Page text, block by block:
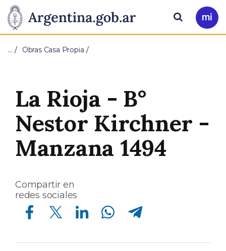
Presidencia
de
Nación
Pasar al contenido principal
Ir
a
Buscar
… Obras Casa Propia
La Rioja - B°
Nestor Kirchner -
Manzana 1494
Compartir en
redes sociales
Compartir en Facebook Compartir en Twitter Compartir en Linkedin Compartir en Whatsapp Compartir en Telegram